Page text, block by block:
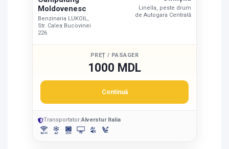
Moldovenesc
Benzinaria LUKOIL,
Str. Calea Bucovinei
226
Linella, peste drum
de Autogara Centrală
PREȚ / PASAGER
1000 MDL
Continuă
Transportator:Alverstur Italia